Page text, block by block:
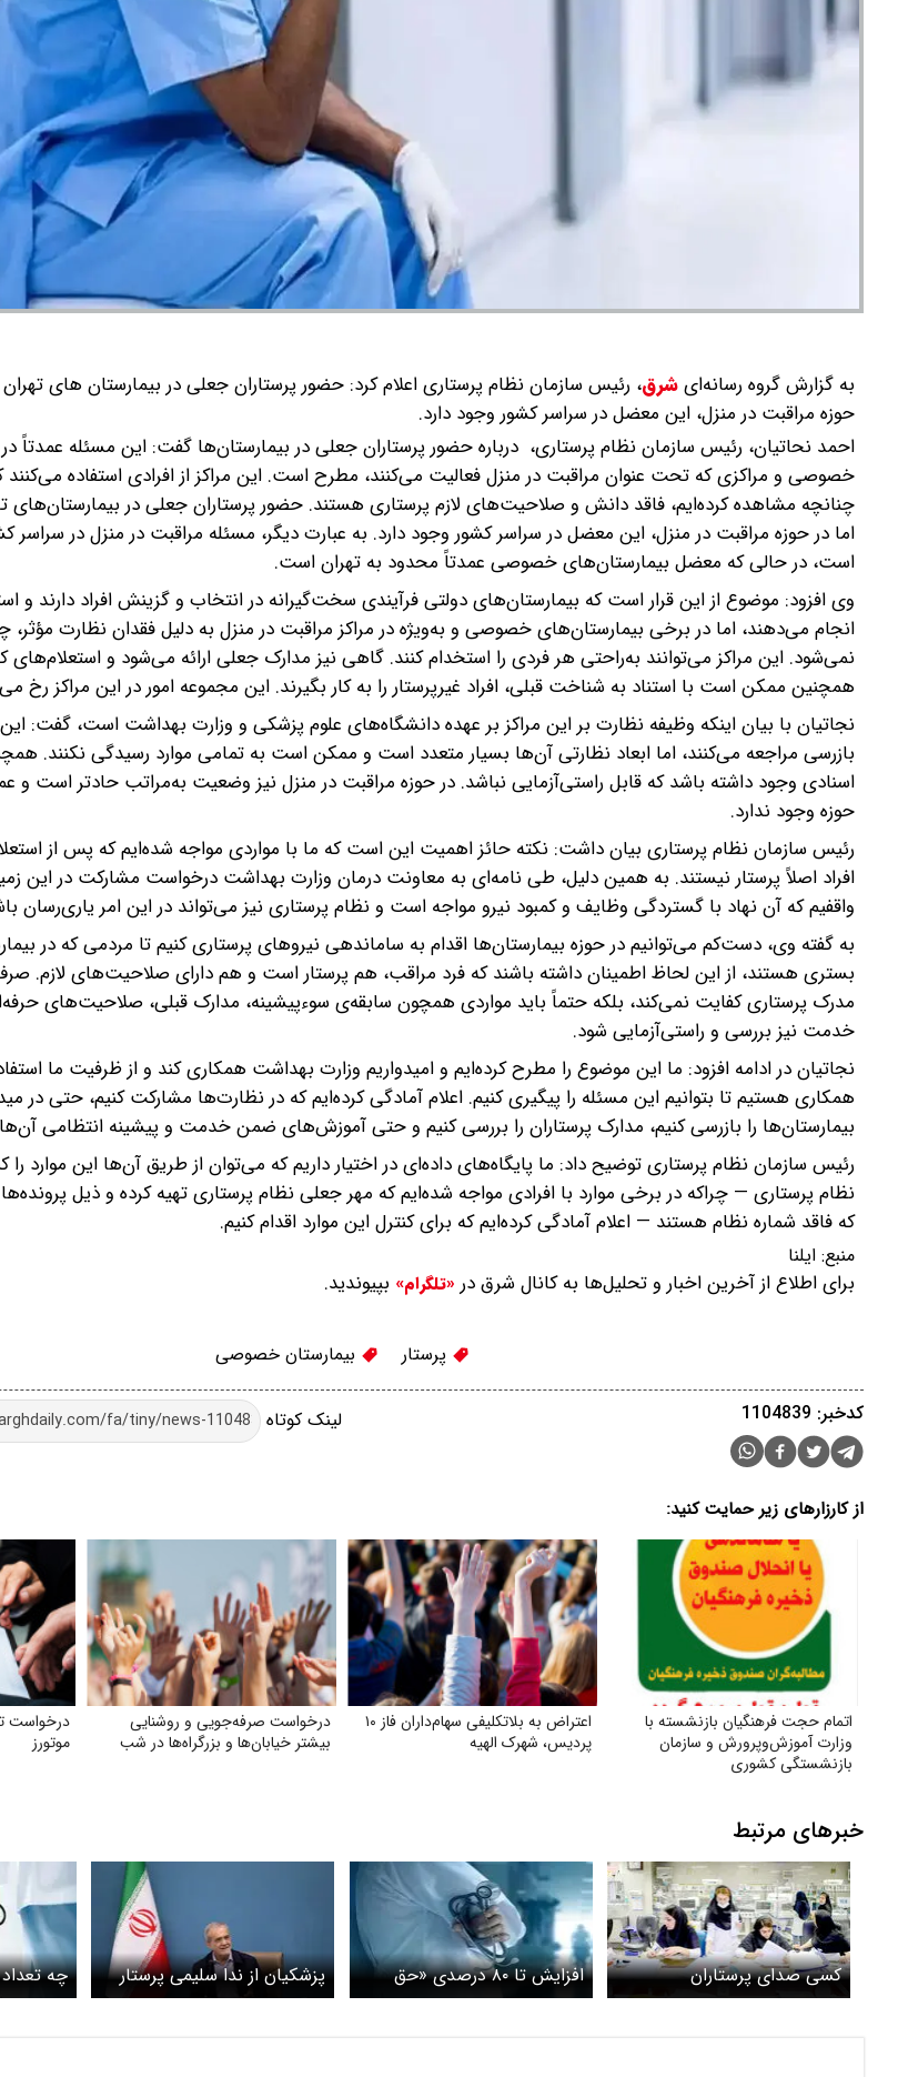
به گزارش گروه رسانه‌ایشرق، رئیس سازمان نظام پرستاری اعلام کرد: حضور پرستاران جعلی در بیمارستان های
حوزه مراقبت در منزل، این معضل در سراسر کشور وجود دارد.
احمد نحاتیان، رئیس سازمان نظام پرستاری، درباره حضور پرستاران جعلی در بیمارستان‌ها گفت: این مسئله عمدتاً
خصوصی و مراکزی که تحت عنوان مراقبت در منزل فعالیت می‌کنند، مطرح است. این مراکز از افرادی استفاده می‌کنند
چنانچه مشاهده کرده‌ایم، فاقد دانش و صلاحیت‌های لازم پرستاری هستند. حضور پرستاران جعلی در بیمارستان‌های
اما در حوزه مراقبت در منزل، این معضل در سراسر کشور وجود دارد. به عبارت دیگر، مسئله مراقبت در منزل در سراسر
است، در حالی که معضل بیمارستان‌های خصوصی عمدتاً محدود به تهران است.
وی افزود: موضوع از این قرار است که بیمارستان‌های دولتی فرآیندی سخت‌گیرانه در انتخاب و گزینش افراد دارند و
انجام می‌دهند، اما در برخی بیمارستان‌های خصوصی و به‌ویژه در مراکز مراقبت در منزل به دلیل فقدان نظارت
نمی‌شود. این مراکز می‌توانند به‌راحتی هر فردی را استخدام کنند. گاهی نیز مدارک جعلی ارائه می‌شود و استعلام‌های
همچنین ممکن است با استناد به شناخت قبلی، افراد غیرپرستار را به کار بگیرند. این مجموعه امور در این مراکز رخ
نجاتیان با بیان اینکه وظیفه نظارت بر این مراکز بر عهده دانشگاه‌های علوم پزشکی و وزارت بهداشت است، گفت:
بازرسی مراجعه می‌کنند، اما ابعاد نظارتی آن‌ها بسیار متعدد است و ممکن است به تمامی موارد رسیدگی نکنند.
اسنادی وجود داشته باشد که قابل راستی‌آزمایی نباشد. در حوزه مراقبت در منزل نیز وضعیت به‌مراتب حادتر است و
حوزه وجود ندارد.
رئیس سازمان نظام پرستاری بیان داشت: نکته حائز اهمیت این است که ما با مواردی مواجه شده‌ایم که پس از
افراد اصلاً پرستار نیستند. به همین دلیل، طی نامه‌ای به معاونت درمان وزارت بهداشت درخواست مشارکت در این
واقفیم که آن نهاد با گستردگی وظایف و کمبود نیرو مواجه است و نظام پرستاری نیز می‌تواند در این امر یاری‌رسان
به گفته وی، دست‌کم می‌توانیم در حوزه بیمارستان‌ها اقدام به ساماندهی نیروهای پرستاری کنیم تا مردمی که در
بستری هستند، از این لحاظ اطمینان داشته باشند که فرد مراقب، هم پرستار است و هم دارای صلاحیت‌های لازم.
مدرک پرستاری کفایت نمی‌کند، بلکه حتماً باید مواردی همچون سابقه‌ی سوءپیشینه، مدارک قبلی، صلاحیت‌های
خدمت نیز بررسی و راستی‌آزمایی شود.
نجاتیان در ادامه افزود: ما این موضوع را مطرح کرده‌ایم و امیدواریم وزارت بهداشت همکاری کند و از ظرفیت ما
همکاری هستیم تا بتوانیم این مسئله را پیگیری کنیم. اعلام آمادگی کرده‌ایم که در نظارت‌ها مشارکت کنیم، حتی در
بیمارستان‌ها را بازرسی کنیم، مدارک پرستاران را بررسی کنیم و حتی آموزش‌های ضمن خدمت و پیشینه انتظامی آن‌ها
رئیس سازمان نظام پرستاری توضیح داد: ما پایگاه‌های داده‌ای در اختیار داریم که می‌توان از طریق آن‌ها این موارد را
نظام پرستاری — چراکه در برخی موارد با افرادی مواجه شده‌ایم که مهر جعلی نظام پرستاری تهیه کرده و ذیل
که فاقد شماره نظام هستند — اعلام آمادگی کرده‌ایم که برای کنترل این موارد اقدام کنیم.
منبع: ایلنا
برای اطلاع از آخرین اخبار و تحلیل‌ها به کانال شرق در «تلگرام» بپیوندید.
پرستار بیمارستان خصوصی
لینک کوتاه کدخبر: 1104839
از کارزارهای زیر حمایت کنید:
اتمام حجت فرهنگیان بازنشسته با
وزارت آموزش‌وپرورش و سازمان
بازنشستگی کشوری
اعتراض به بلاتکلیفی سهام‌داران فاز ۱۰
پردیس، شهرک الهیه
درخواست صرفه‌جویی و روشنایی
بیشتر خیابان‌ها و بزرگراه‌ها در شب
درخواست
موتورز
خبرهای مرتبط
کسی صدای پرستاران
بیمارستان‌های خصوصی را
افزایش تا ۸۰ درصدی «حق
پرستاری» و ۱۰۰ درصدی «یارانه
پزشکیان از ندا سلیمی پرستار
فداکار تشکر کرد
چه
۴۰ روزه ترک خدمت کردند؟